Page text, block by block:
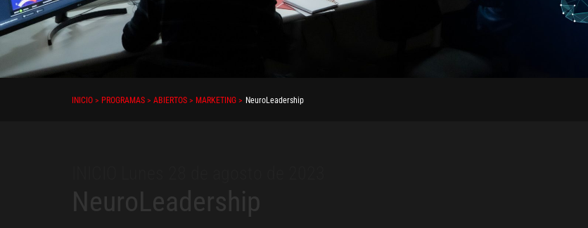
INICIO > PROGRAMAS > ABIERTOS > MARKETING > NeuroLeadership
NeuroLeadership